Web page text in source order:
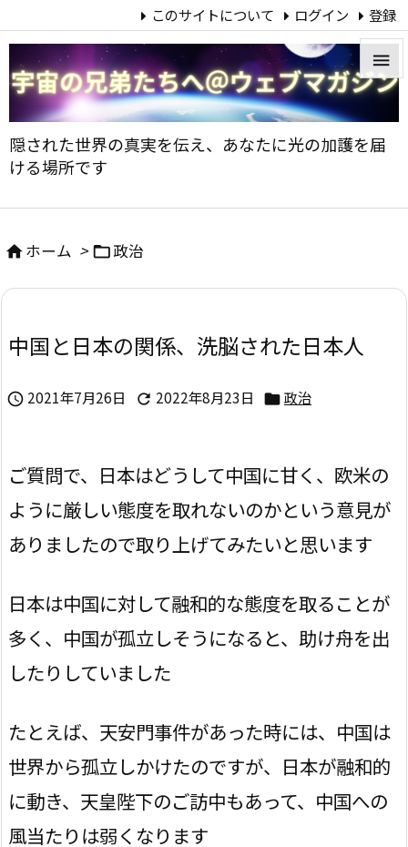
隠された世界の真実を伝え、あなたに光の加護を届
ける場所です


メニ


次へ
このサイトについて ログイン 登録
ホーム > 政治
中国と日本の関係、洗脳された日本人
 2021年7月26日  2022年8月23日  政治
ご質問で、日本はどうして中国に甘く、欧米の
ように厳しい態度を取れないのかという意見が
ありましたので取り上げてみたいと思います
日本は中国に対して融和的な態度を取ることが
多く、中国が孤立しそうになると、助け舟を出
したりしていました
たとえば、天安門事件があった時には、中国は
世界から孤立しかけたのですが、日本が融和的
に動き、天皇陛下のご訪中もあって、中国への
風当たりは弱くなります